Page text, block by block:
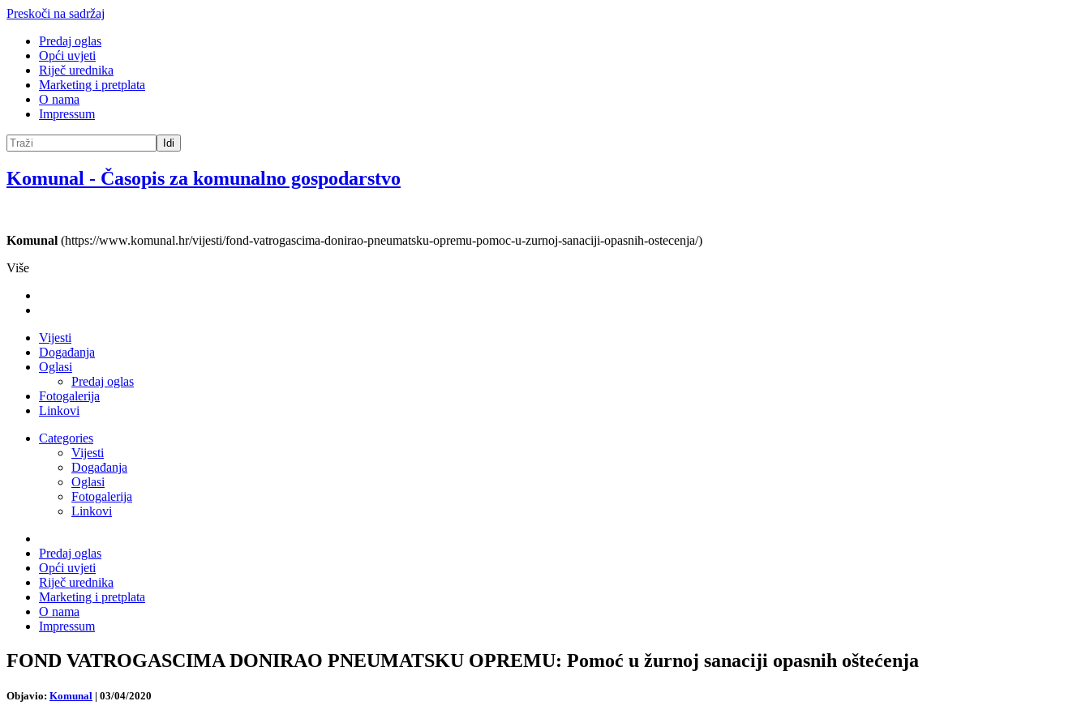
Preskoči na sadržaj
Predaj oglas
Opći uvjeti
Riječ urednika
Marketing i pretplata
O nama
Impressum
Idi
Komunal - Časopis za komunalno gospodarstvo
Komunal (https://www.komunal.hr/vijesti/fond-vatrogascima-donirao-pneumatsku-opremu-pomoc-u-zurnoj-sanaciji-opasnih-ostecenja/)
Više
Vijesti
Događanja
Oglasi
Predaj oglas
Fotogalerija
Linkovi
Categories
Vijesti
Događanja
Oglasi
Fotogalerija
Linkovi
Predaj oglas
Opći uvjeti
Riječ urednika
Marketing i pretplata
O nama
Impressum
FOND VATROGASCIMA DONIRAO PNEUMATSKU OPREMU: Pomoć u žurnoj sanaciji opasnih oštećenja
Objavio: Komunal | 03/04/2020